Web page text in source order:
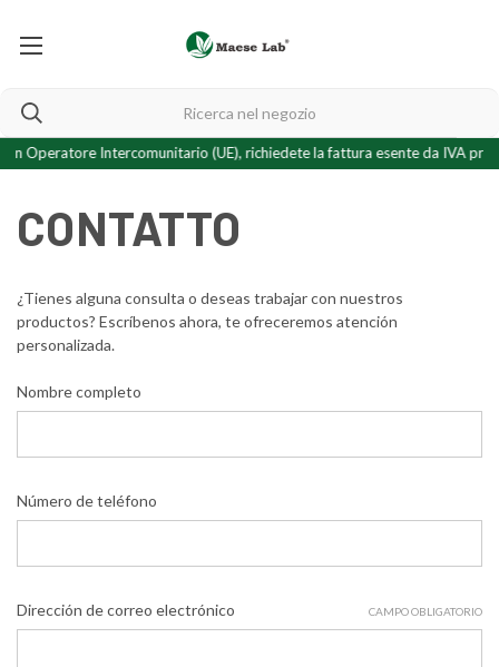
Operatore Intercomunitario (UE), richiedete la fattura esente da IVA
CONTATTO
¿Tienes alguna consulta o deseas trabajar con nuestros
productos? Escríbenos ahora, teofreceremos atención
personalizada.
Nombre completo
Número de teléfono
Dirección de correo electrónico CAMPO OBLIGATORIO